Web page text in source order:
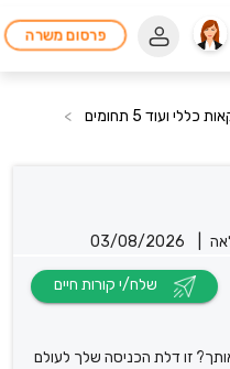
פרסום משרה
כללי ועוד 5 תחומים
>
03/08/2026
זו דלת הכניסה שלך לעולם